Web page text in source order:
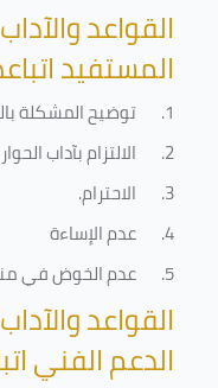
القواعد
المستفيد
1. توضيح المشكلة
2.
الالتزام بآداب الحوار
3.
الاحترام.
4.
عدم الإساءة
5.
عدم الخوض في
القواعد
الدعم الفني